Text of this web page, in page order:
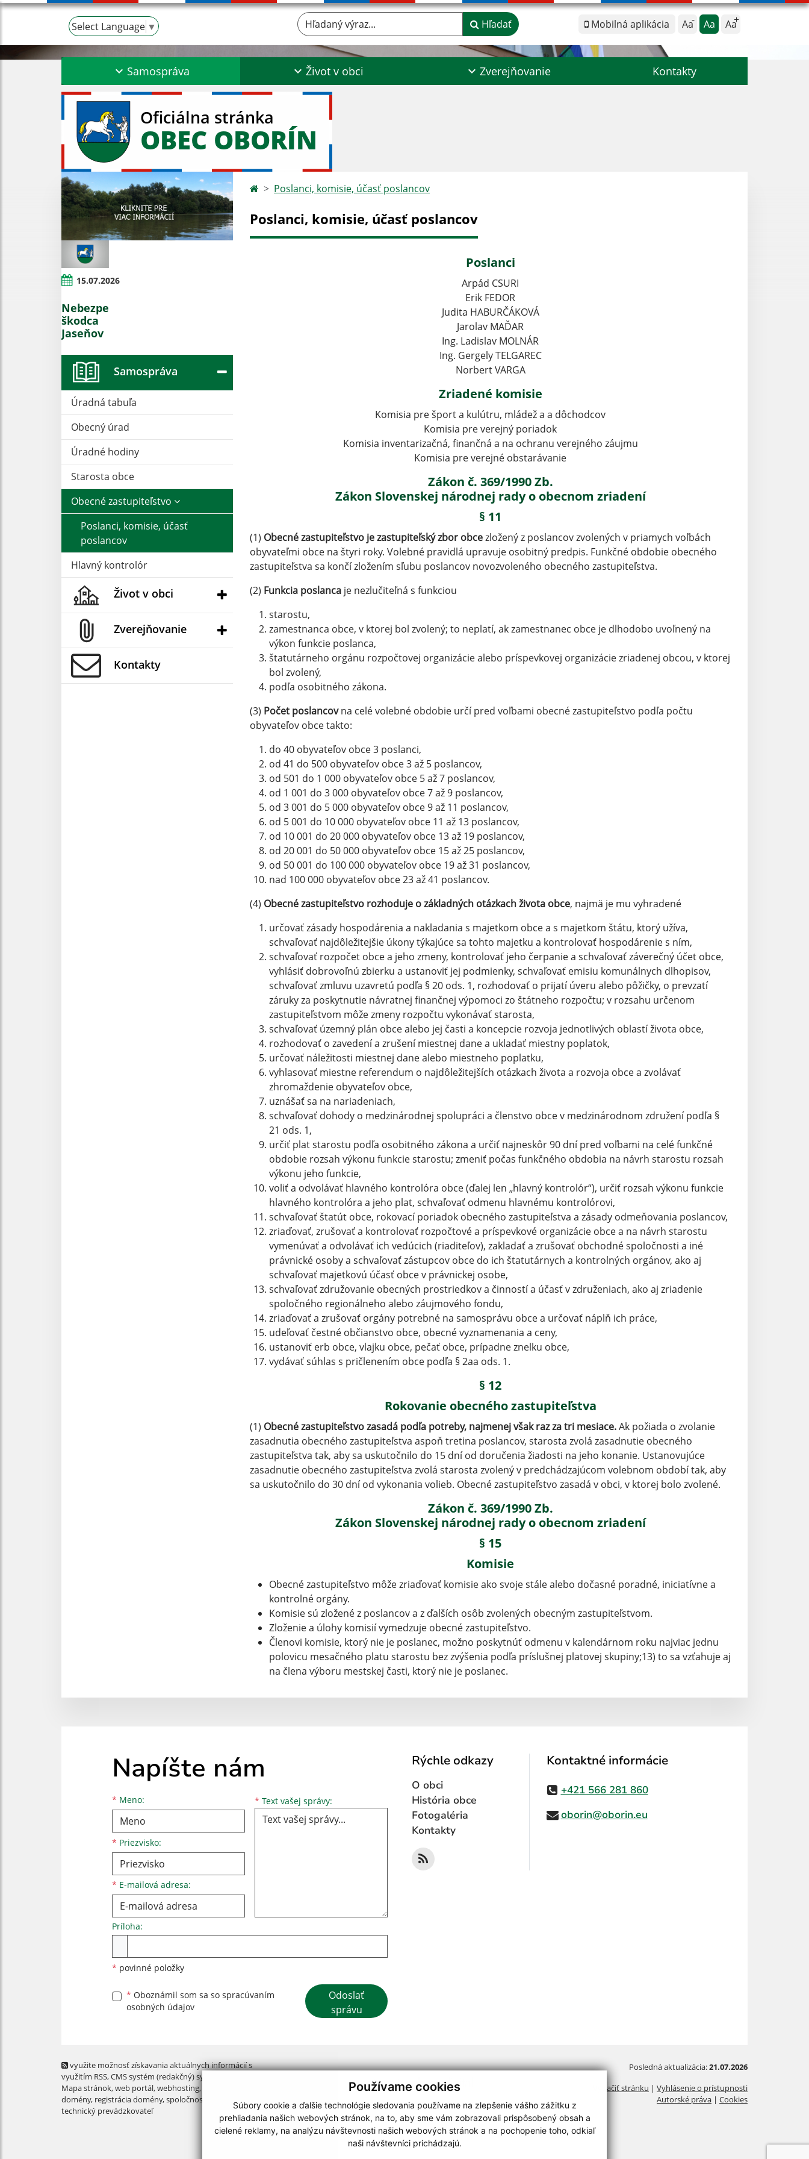
Používame cookies
Súbory cookie a ďalšie technológie sledovania používame na zlepšenie vášho zážitku z
prehliadania našich webových stránok, na to, aby sme vám zobrazovali prispôsobený obsah a
cielené reklamy, na analýzu návštevnosti našich webových stránok a na pochopenie toho, odkiaľ
naši návštevníci prichádzajú.
Select Language ▼ Mobilná aplikácia Aa Aa Aa
Hľadaný výraz... Hľadať
Samospráva Život v obci Zverejňovanie Kontakty
Oficiálna stránka
OBEC OBORÍN
15.07.2026
Nebezpečný
škodca
Jaseňov
Samospráva
Úradná tabuľa
Obecný úrad
Úradné hodiny
Starosta obce
Obecné zastupiteľstvo
Poslanci, komisie, účasť
poslancov
Hlavný kontrolór
Život v obci
Zverejňovanie
Kontakty
Poslanci, komisie, účasť poslancov
Poslanci, komisie, účasť poslancov
Poslanci
Arpád CSURI
Erik FEDOR
Judita HABURČÁKOVÁ
Jarolav MAĎAR
Ing. Ladislav MOLNÁR
Ing. Gergely TELGAREC
Norbert VARGA
Zriadené komisie
Komisia pre šport a kulútru, mládež a a dôchodcov
Komisia pre verejný poriadok
Komisia inventarizačná, finančná a na ochranu verejného záujmu
Komisia pre verejné obstarávanie
Zákon č. 369/1990 Zb.
Zákon Slovenskej národnej rady o obecnom zriadení
§ 11
(1) Obecné zastupiteľstvo je zastupiteľský zbor obcezložený z poslancov zvolených v priamych voľbách
obyvateľmi obce na štyri roky. Volebné pravidlá upravuje osobitný predpis. Funkčné obdobie obecného
zastupiteľstva sa končí zložením sľubu poslancov novozvoleného obecného zastupiteľstva.
(2) Funkcia poslanca je nezlučiteľná s funkciou
starostu,
zamestnanca obce, v ktorej bol zvolený; to neplatí, ak zamestnanec obce je dlhodobo uvoľnený na
výkon funkcie poslanca,
štatutárneho orgánu rozpočtovej organizácie alebo príspevkovej organizácie zriadenej obcou, v ktorej
bol zvolený,
podľa osobitného zákona.
(3) Počet poslancovna celé volebné obdobie určí pred voľbami obecné zastupiteľstvo podľa počtu
obyvateľov obce takto:
do 40 obyvateľov obce 3 poslanci,
od 41 do 500 obyvateľov obce 3 až 5 poslancov,
od 501 do 1 000 obyvateľov obce 5 až 7 poslancov,
od 1 001 do 3 000 obyvateľov obce 7 až 9 poslancov,
od 3 001 do 5 000 obyvateľov obce 9 až 11 poslancov,
od 5 001 do 10 000 obyvateľov obce 11 až 13 poslancov,
od 10 001 do 20 000 obyvateľov obce 13 až 19 poslancov,
od 20 001 do 50 000 obyvateľov obce 15 až 25 poslancov,
od 50 001 do 100 000 obyvateľov obce 19 až 31 poslancov,
nad 100 000 obyvateľov obce 23 až 41 poslancov.
(4) Obecné zastupiteľstvo rozhoduje o základných otázkach života obce, najmä je mu vyhradené
určovať zásady hospodárenia a nakladania s majetkom obce a s majetkom štátu, ktorý užíva,
schvaľovať najdôležitejšie úkony týkajúce sa tohto majetku a kontrolovať hospodárenie s ním,
schvaľovať rozpočet obce a jeho zmeny, kontrolovať jeho čerpanie a schvaľovať záverečný účet obce,
vyhlásiť dobrovoľnú zbierku a ustanoviť jej podmienky, schvaľovať emisiu komunálnych dlhopisov,
schvaľovať zmluvu uzavretú podľa § 20 ods. 1, rozhodovať o prijatí úveru alebo pôžičky, o prevzatí
záruky za poskytnutie návratnej finančnej výpomoci zo štátneho rozpočtu; v rozsahu určenom
zastupiteľstvom môže zmeny rozpočtu vykonávať starosta,
schvaľovať územný plán obce alebo jej časti a koncepcie rozvoja jednotlivých oblastí života obce,
rozhodovať o zavedení a zrušení miestnej dane a ukladať miestny poplatok,
určovať náležitosti miestnej dane alebo miestneho poplatku,
vyhlasovať miestne referendum o najdôležitejších otázkach života a rozvoja obce a zvolávať
zhromaždenie obyvateľov obce,
uznášať sa na nariadeniach,
schvaľovať dohody o medzinárodnej spolupráci a členstvo obce v medzinárodnom združení podľa §
21 ods. 1,
určiť plat starostu podľa osobitného zákona a určiť najneskôr 90 dní pred voľbami na celé funkčné
obdobie rozsah výkonu funkcie starostu; zmeniť počas funkčného obdobia na návrh starostu rozsah
výkonu jeho funkcie,
voliť a odvolávať hlavného kontrolóra obce (ďalej len „hlavný kontrolór“), určiť rozsah výkonu funkcie
hlavného kontrolóra a jeho plat, schvaľovať odmenu hlavnému kontrolórovi,
schvaľovať štatút obce, rokovací poriadok obecného zastupiteľstva a zásady odmeňovania poslancov,
zriaďovať, zrušovať a kontrolovať rozpočtové a príspevkové organizácie obce a na návrh starostu
vymenúvať a odvolávať ich vedúcich (riaditeľov), zakladať a zrušovať obchodné spoločnosti a iné
právnické osoby a schvaľovať zástupcov obce do ich štatutárnych a kontrolných orgánov, ako aj
schvaľovať majetkovú účasť obce v právnickej osobe,
schvaľovať združovanie obecných prostriedkov a činností a účasť v združeniach, ako aj zriadenie
spoločného regionálneho alebo záujmového fondu,
zriaďovať a zrušovať orgány potrebné na samosprávu obce a určovať náplň ich práce,
udeľovať čestné občianstvo obce, obecné vyznamenania a ceny,
ustanoviť erb obce, vlajku obce, pečať obce, prípadne znelku obce,
vydávať súhlas s pričlenením obce podľa § 2aa ods. 1.
§ 12
Rokovanie obecného zastupiteľstva
(1) Obecné zastupiteľstvo zasadá podľa potreby, najmenej však raz za tri mesiace.Ak požiada o zvolanie
zasadnutia obecného zastupiteľstva aspoň tretina poslancov, starosta zvolá zasadnutie obecného
zastupiteľstva tak, aby sa uskutočnilo do 15 dní od doručenia žiadosti na jeho konanie. Ustanovujúce
zasadnutie obecného zastupiteľstva zvolá starosta zvolený v predchádzajúcom volebnom období tak, aby
sa uskutočnilo do 30 dní od vykonania volieb. Obecné zastupiteľstvo zasadá v obci, v ktorej bolo zvolené.
Zákon č. 369/1990 Zb.
Zákon Slovenskej národnej rady o obecnom zriadení
§ 15
Komisie
Obecné zastupiteľstvo môže zriaďovať komisie ako svoje stále alebo dočasné poradné, iniciatívne a
kontrolné orgány.
Komisie sú zložené z poslancov a z ďalších osôb zvolených obecným zastupiteľstvom.
Zloženie a úlohy komisií vymedzuje obecné zastupiteľstvo.
Členovi komisie, ktorý nie je poslanec, možno poskytnúť odmenu v kalendárnom roku najviac jednu
polovicu mesačného platu starostu bez zvýšenia podľa príslušnej platovej skupiny;13) to sa vzťahuje aj
na člena výboru mestskej časti, ktorý nie je poslanec.
Napíšte nám
* Meno:
Meno
* Priezvisko:
Priezvisko
* E-mailová adresa:
E-mailová adresa * Text vašej správy: Text vašej správy...
Príloha:
* povinné položky
* Oboznámil som sa so spracúvaním
osobných údajov
Google reCaptcha Response
Odoslať
správu
Rýchle odkazy
O obci
História obce
Fotogaléria
Kontakty
Kontaktné informácie
+421 566 281 860
oborin@oborin.eu
využite možnosť získavania aktuálnych informácií s
využitím RSS, CMS systém (redakčný) systém ECHELON 2,
Mapa stránok,web portál,webhosting,
domény, registrácia domény,spoločnosť webex.digital, s.r.o.
technický prevádzkovateľ
Posledná aktualizácia:21.07.2026
Vytlačiť stránku | Vyhlásenie o prístupnosti
Autorské práva | Cookies
webdesign|